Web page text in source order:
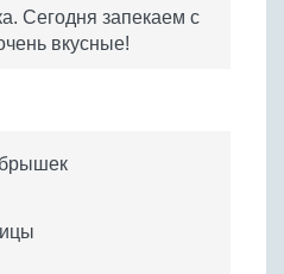
Сегодня запекаем с
вкусные!